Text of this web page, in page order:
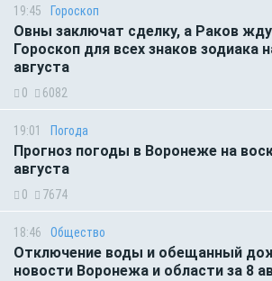
19:45 Гороскоп
Овны заключат сделку, а Раков
Гороскоп для всех знаков зодиака
августа
0 6082
19:01 Погода
Прогноз погоды в Воронеже на
августа
0 7674
18:46 Общество
Отключение воды и обещанный
новости Воронежа и области за 8